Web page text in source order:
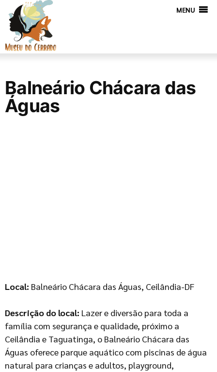
MENU
Balneário Chácara das
Águas
Local: Balneário Chácara das Águas, Ceilândia-DF
Descrição do local: Lazer e diversão para toda a
família com segurança e qualidade, próximo a
Ceilândia e Taguatinga, o Balneário Chácara das
Águas oferece parque aquático com piscinas de água
natural para crianças e adultos, playground,